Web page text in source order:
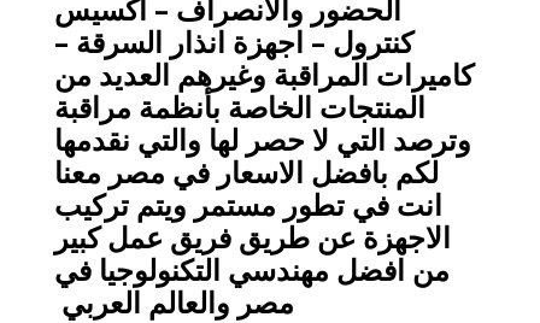
الحضور والانصراف – اكسيس
كنترول–اجهزة انذار السرقة –
كاميرات المراقبةوغيرهم العديد من
المنتجات الخاصة بأنظمة مراقبة
وترصد التي لا حصر لها والتي نقدمها
لكم بافضل الاسعار في مصر معنا
انت في تطور مستمر ويتم تركيب
الاجهزة عن طريق فريق عمل كبير
من افضل مهندسي التكنولوجيا في
مصر والعالم العربي